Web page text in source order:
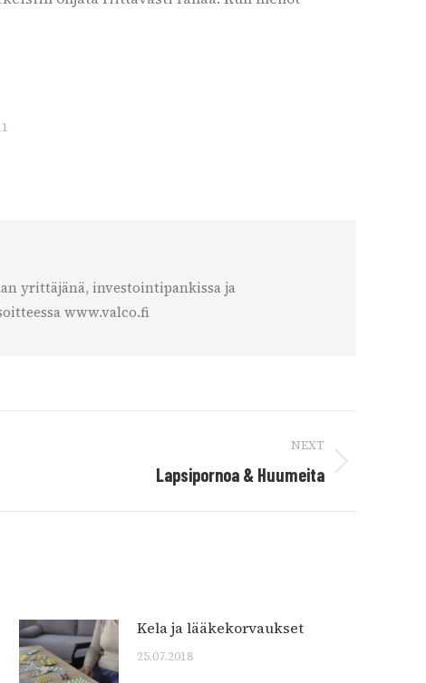
yrittäjänä, investointipankissa ja
www.valco.fi
NEXT
Lapsipornoa & Huumeita
Kela ja lääkekorvaukset
25.07.2018